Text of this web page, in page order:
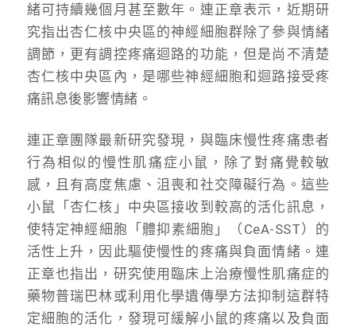
緒可持續幾個月甚至數年。連正章表示，近期研
究指出杏仁核中央區的神經細胞群除了參與情緒
調節，更有調控疼痛迴路的功能，但 是 尚不清楚
杏仁核中央區內，是哪些神經細胞和迴路接受疼
痛訊息後影響情緒 。
連正章團隊最新研究發現，與臨床慢性疼痛患者
行為相似的慢性肌痛症小鼠，除了對痛覺較敏
感，且有高度焦慮、沮喪和社交障礙行為。這些
小鼠「杏仁核」中央區接收到較高的活化訊息，
使特定神經細胞「體抑素細胞」（CeA-SST）的
活性上升，因此驅使慢性的疼痛與負面情緒。連
正章也指出，研究使用 臨床上 治療慢性肌痛症的
藥物普瑞巴林或利用化學遺傳學方法抑制這群特
定細胞的活化，發現可緩解小鼠的疼痛以及負面